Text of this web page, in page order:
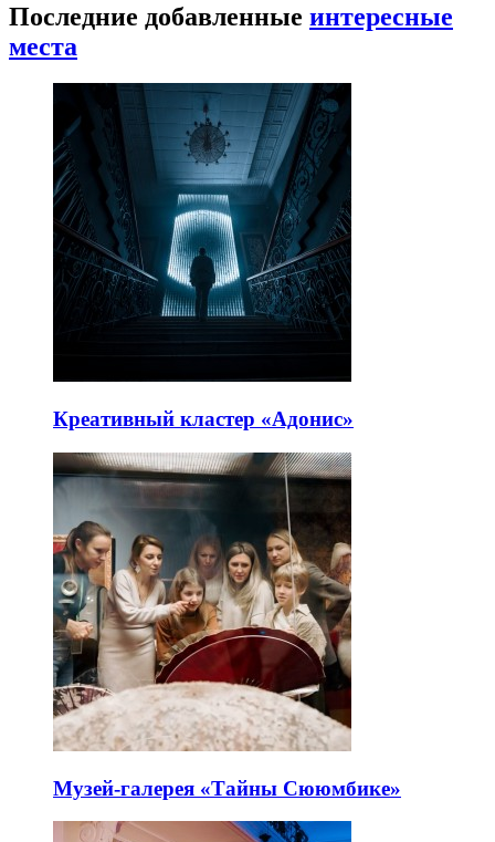
Последние добавленные интересные
места
Креативный кластер «Адонис»
Музей-галерея «Тайны Сююмбике»